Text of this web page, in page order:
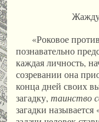
«Роковое
познавательно
каждая личность,
созревании она
конца дней своих
загадку, таинство
загадки